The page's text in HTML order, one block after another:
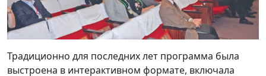
Традиционно для последних лет программа была
выстроена в интерактивном формате, включала